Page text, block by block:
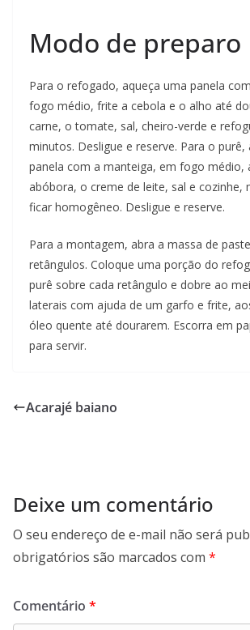
Modo de preparo
Para o refogado, aqueça uma panela
fogo médio, frite a cebola e o alho até
carne, o tomate, sal, cheiro-verde e
minutos. Desligue e reserve. Para o purê,
panela com a manteiga, em fogo médio,
abóbora, o creme de leite, sal e cozinhe,
ficar homogêneo. Desligue e reserve.
Para a montagem, abra a massa de
retângulos. Coloque uma porção do
purê sobre cada retângulo e dobre ao
laterais com ajuda de um garfo e frite,
óleo quente até dourarem. Escorra em
para servir.
Acarajé baiano
Deixe um comentário
O seu endereço de e-mail não será
obrigatórios são marcados com *
Comentário *